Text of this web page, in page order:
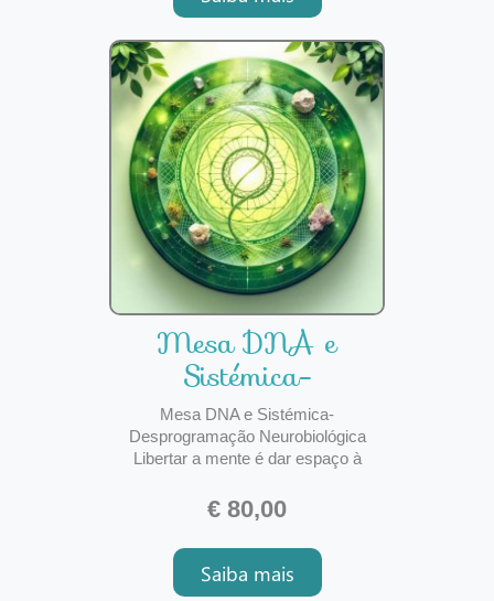
plano. Com este método,
Mesa DNA e
Sistémica-
Desprogramação
Neurobiológic
Mesa DNA e Sistémica-
Desprogramação Neurobiológica
Libertar a mente é dar espaço à
mente guarda registos, memórias e
padrões que, muitas vezes, nos
sabotam em silêncio. Crenças
limitantes, traumas emocionais e
programações inconscientes podem
€ 80,00
Saiba mais